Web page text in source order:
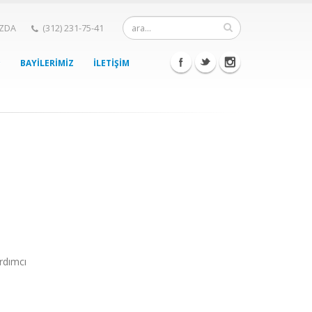
(312) 231-75-41
BAYİLERİMİZ İLETİŞİM